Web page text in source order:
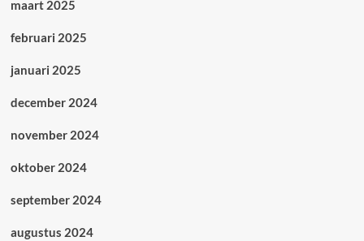
maart 2025
februari 2025
januari 2025
december 2024
november 2024
oktober 2024
september 2024
augustus 2024